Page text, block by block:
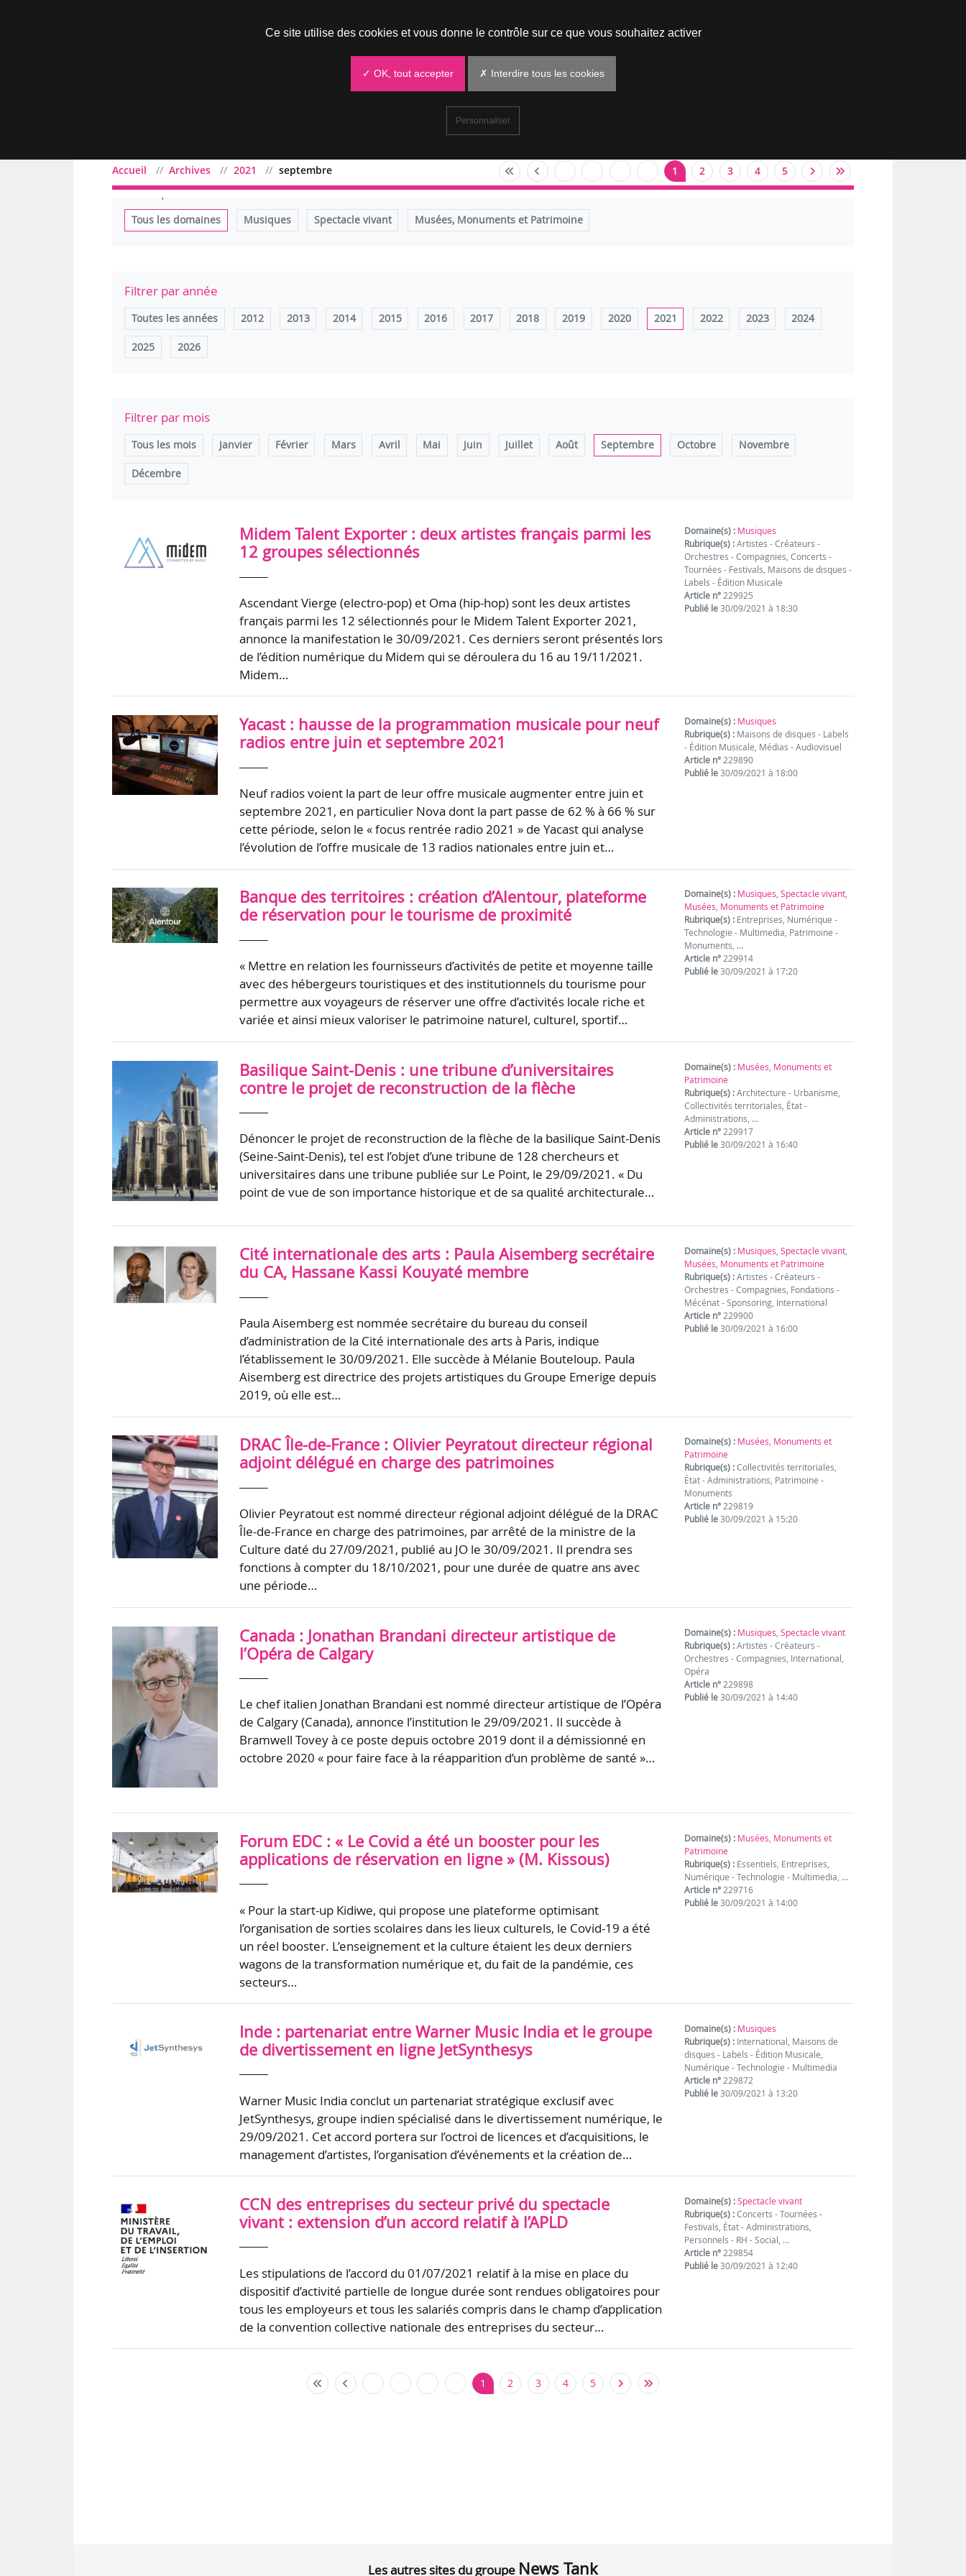
Accueil Archives 2021 septembre 1 2 3 4 5
Filtrer par domaine
Tous les domaines Musiques Spectacle vivant Musées, Monuments et Patrimoine
Filtrer par année
Toutes les années 2012 2013 2014 2015 2016 2017 2018 2019 2020 2021 2022 2023 2024
2025 2026
Filtrer par mois
Tous les mois Janvier Février Mars Avril Mai Juin Juillet Août Septembre Octobre Novembre
Décembre
Midem Talent Exporter : deux artistes français parmi les
12 groupes sélectionnés
Ascendant Vierge (electro-pop) et Oma (hip-hop) sont les deux artistes
français parmi les 12 sélectionnés pour le Midem Talent Exporter 2021,
annonce la manifestation le 30/09/2021. Ces derniers seront présentés lors
de l’édition numérique du Midem qui se déroulera du 16 au 19/11/2021.
Midem…
Domaine(s) : Musiques
Rubrique(s) :Artistes - Créateurs -
Orchestres - Compagnies, Concerts -
Tournées - Festivals, Maisons de disques -
Labels - Édition Musicale
Article n°229925
Publié le30/09/2021 à 18:30
Yacast : hausse de la programmation musicale pour neuf
radios entre juin et septembre 2021
Neuf radios voient la part de leur offre musicale augmenter entre juin et
septembre 2021, en particulier Nova dont la part passe de 62 % à 66 % sur
cette période, selon le « focus rentrée radio 2021 » de Yacast qui analyse
l’évolution de l’offre musicale de 13 radios nationales entre juin et…
Domaine(s) : Musiques
Rubrique(s) : Maisons de disques - Labels
- Édition Musicale, Médias - Audiovisuel
Article n°229890
Publié le30/09/2021 à 18:00
Banque des territoires : création d’Alentour, plateforme
de réservation pour le tourisme de proximité
« Mettre en relation les fournisseurs d’activités de petite et moyenne taille
avec des hébergeurs touristiques et des institutionnels du tourisme pour
permettre aux voyageurs de réserver une offre d’activités locale riche et
variée et ainsi mieux valoriser le patrimoine naturel, culturel, sportif…
Domaine(s) : Musiques,Spectacle vivant,
Musées, Monuments et Patrimoine
Rubrique(s) : Entreprises, Numérique -
Technologie - Multimedia, Patrimoine -
Monuments, …
Article n°229914
Publié le30/09/2021 à 17:20
Basilique Saint-Denis : une tribune d’universitaires
contre le projet de reconstruction de la flèche
Dénoncer le projet de reconstruction de la flèche de la basilique Saint-Denis
(Seine-Saint-Denis), tel est l’objet d’une tribune de 128 chercheurs et
universitaires dans une tribune publiée sur Le Point, le 29/09/2021. « Du
point de vue de son importance historique et de sa qualité architecturale…
Domaine(s) : Musées, Monuments et
Patrimoine
Rubrique(s) :Architecture - Urbanisme,
Collectivités territoriales, État -
Administrations, …
Article n°229917
Publié le30/09/2021 à 16:40
Cité internationale des arts : Paula Aisemberg secrétaire
du CA, Hassane Kassi Kouyaté membre
Paula Aisemberg est nommée secrétaire du bureau du conseil
d’administration de la Cité internationale des arts à Paris, indique
l’établissement le 30/09/2021. Elle succède à Mélanie Bouteloup. Paula
Aisemberg est directrice des projets artistiques du Groupe Emerige depuis
2019, où elle est…
Domaine(s) : Musiques,Spectacle vivant,
Musées, Monuments et Patrimoine
Rubrique(s) :Artistes - Créateurs -
Orchestres - Compagnies, Fondations -
Mécénat - Sponsoring, International
Article n°229900
Publié le30/09/2021 à 16:00
DRAC Île-de-France : Olivier Peyratout directeur régional
adjoint délégué en charge des patrimoines
Olivier Peyratout est nommé directeur régional adjoint délégué de la DRAC
Île-de-France en charge des patrimoines, par arrêté de la ministre de la
Culture daté du 27/09/2021, publié au JO le 30/09/2021. Il prendra ses
fonctions à compter du 18/10/2021, pour une durée de quatre ans avec
une période…
Domaine(s) : Musées, Monuments et
Patrimoine
Rubrique(s) :Collectivités territoriales,
État - Administrations, Patrimoine -
Monuments
Article n°229819
Publié le30/09/2021 à 15:20
Canada : Jonathan Brandani directeur artistique de
l’Opéra de Calgary
Le chef italien Jonathan Brandani est nommé directeur artistique de l’Opéra
de Calgary (Canada), annonce l’institution le 29/09/2021. Il succède à
Bramwell Tovey à ce poste depuis octobre 2019 dont il a démissionné en
octobre 2020 « pour faire face à la réapparition d’un problème de santé »…
Domaine(s) : Musiques,Spectacle vivant
Rubrique(s) :Artistes - Créateurs -
Orchestres - Compagnies, International,
Opéra
Article n°229898
Publié le30/09/2021 à 14:40
Forum EDC : « Le Covid a été un booster pour les
applications de réservation en ligne » (M. Kissous)
« Pour la start-up Kidiwe, qui propose une plateforme optimisant
l’organisation de sorties scolaires dans les lieux culturels, le Covid-19 a été
un réel booster. L’enseignement et la culture étaient les deux derniers
wagons de la transformation numérique et, du fait de la pandémie, ces
secteurs…
Domaine(s) : Musées, Monuments et
Patrimoine
Rubrique(s) : Essentiels, Entreprises,
Numérique - Technologie - Multimedia, …
Article n°229716
Publié le30/09/2021 à 14:00
Inde : partenariat entre Warner Music India et le groupe
de divertissement en ligne JetSynthesys
Warner Music India conclut un partenariat stratégique exclusif avec
JetSynthesys, groupe indien spécialisé dans le divertissement numérique, le
29/09/2021. Cet accord portera sur l’octroi de licences et d’acquisitions, le
management d’artistes, l’organisation d’événements et la création de…
Domaine(s) : Musiques
Rubrique(s) : International, Maisons de
disques - Labels - Édition Musicale,
Numérique - Technologie - Multimedia
Article n°229872
Publié le30/09/2021 à 13:20
CCN des entreprises du secteur privé du spectacle
vivant : extension d’un accord relatif à l’APLD
Les stipulations de l’accord du 01/07/2021 relatif à la mise en place du
dispositif d’activité partielle de longue durée sont rendues obligatoires pour
tous les employeurs et tous les salariés compris dans le champ d’application
de la convention collective nationale des entreprises du secteur…
Domaine(s) : Spectacle vivant
Rubrique(s) :Concerts - Tournées -
Festivals, État - Administrations,
Personnels - RH - Social, …
Article n°229854
Publié le30/09/2021 à 12:40
1 2 3 4 5
Les autres sites du groupe News Tank
Ce site utilise des cookies et vous donne le contrôle sur ce que vous souhaitez activer
✓ OK, tout accepter ✗ Interdire tous les cookies
Personnaliser